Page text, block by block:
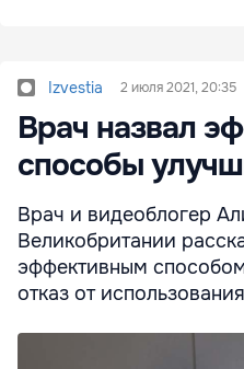
Izvestia 2 июля 2021, 20:35
Врач назвал
способы
Врач и видеоблогер
Великобритании
эффективным
отказ от